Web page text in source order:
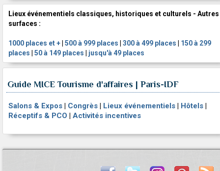
Lieux événementiels classiques, historiques et culturels - Autres
surfaces :
1000 places et + 500 à 999 places 300 à 499 places
150 à 299
places
50 à 149 places jusqu'à 49 places
Guide MICE Tourisme d'affaires | Paris-IDF
Salons & Expos | Congrès | Lieux événementiels | Hôtels |
Réceptifs & PCO | Activités incentives